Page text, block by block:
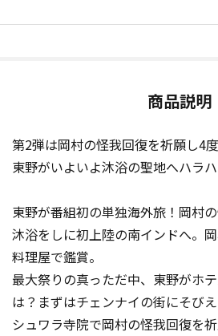
商品説明
第2弾は岡村の怪我回復を祈願し4
東野がいよいよ沐浴の聖地へハラ
東野が番組初の単独海外旅！岡村
沐浴をしに初上陸の南インドへ。
料理屋で鑑賞。
最大祭りの真っただ中、東野がホ
は？まずはチェンナイの街にそび
シュワラ寺院で岡村の怪我回復を